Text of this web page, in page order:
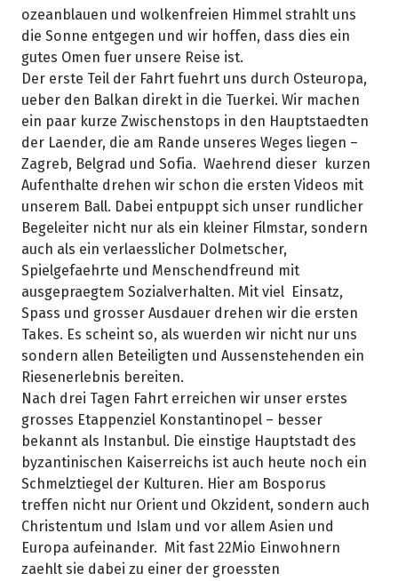
ozeanblauen und wolkenfreien Himmel strahlt uns
die Sonne entgegen und wir hoffen, dass dies ein
gutes Omen fuer unsere Reise ist.
Der erste Teil der Fahrt fuehrt uns durch Osteuropa,
ueber den Balkan direkt in die Tuerkei. Wir machen
ein paar kurze Zwischenstops in den Hauptstaedten
der Laender, die am Rande unseres Weges liegen –
Zagreb, Belgrad und Sofia. Waehrend dieser kurzen
Aufenthalte drehen wir schon die ersten Videos mit
unserem Ball. Dabei entpuppt sich unser rundlicher
Begeleiter nicht nur als ein kleiner Filmstar, sondern
auch als ein verlaesslicher Dolmetscher,
Spielgefaehrte und Menschendfreund mit
ausgepraegtem Sozialverhalten. Mit viel Einsatz,
Spass und grosser Ausdauer drehen wir die ersten
Takes. Es scheint so, als wuerden wir nicht nur uns
sondern allen Beteiligten und Aussenstehenden ein
Riesenerlebnis bereiten.
Nach drei Tagen Fahrt erreichen wir unser erstes
grosses Etappenziel Konstantinopel – besser
bekannt als Instanbul. Die einstige Hauptstadt des
byzantinischen Kaiserreichs ist auch heute noch ein
Schmelztiegel der Kulturen. Hier am Bosporus
treffen nicht nur Orient und Okzident, sondern auch
Christentum und Islam und vor allem Asien und
Europa aufeinander. Mit fast 22Mio Einwohnern
zaehlt sie dabei zu einer der groessten